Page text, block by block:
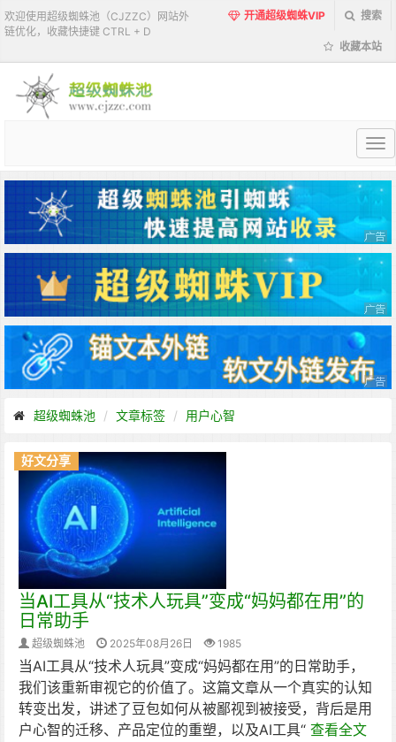
欢迎使用超级蜘蛛池（CJZZC）网站外
链优化，收藏快捷键 CTRL + D
开通超级蜘蛛VIP 搜索
收藏本站
超
蜘
蛛
池
超级蜘蛛池 文章标签 用户心智
好文分享
当AI工具从“技术人玩具”变成“妈妈都在用”的
日常助手
超级蜘蛛池 2025年08月26日 1985
当AI工具从“技术人玩具”变成“妈妈都在用”的日常助手，
我们该重新审视它的价值了。这篇文章从一个真实的认知
转变出发，讲述了豆包如何从被鄙视到被接受，背后是用
户心智的迁移、产品定位的重塑，以及AI工具“ 查看全文